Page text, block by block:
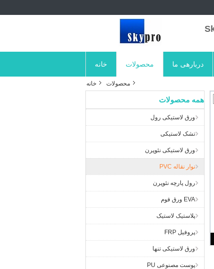
خانه محصولات دربارهی ما
خانه محصولات
همه محصولات
ورق لاستیکی رول
تشک لاستیکی
ورق لاستیکی نئوپرن
نوار نقاله PVC
رول پارچه نئوپرن
EVA ورق فوم
پلاستیک لاستیک
پروفیل FRP
ورق لاستیکی تنها
پوست مصنوعی PU